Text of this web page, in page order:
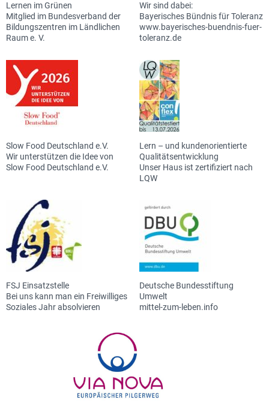
Lernen im Grünen
Mitglied im Bundesverband der
Bildungszentren im Ländlichen
Raum e. V.
Wir sind dabei:
Bayerisches Bündnis für Toleranz
www.bayerisches-buendnis-fuer-
toleranz.de
Slow Food Deutschland e.V.
Wir unterstützen die Idee von
Slow Food Deutschland e.V.
Lern – und kundenorientierte
Qualitätsentwicklung
Unser Haus ist zertifiziert nach
LQW
FSJ Einsatzstelle
Bei uns kann man ein Freiwilliges
Soziales Jahr absolvieren
Deutsche Bundesstiftung
Umwelt
mittel-zum-leben.info